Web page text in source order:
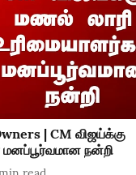
| CM விஜய்க்கு
நன்றி